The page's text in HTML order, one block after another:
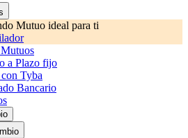
Mutuo ideal para ti
a Plazo fijo
Tyba
Bancario